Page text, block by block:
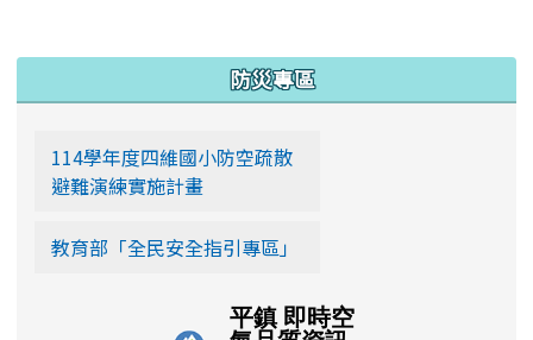
防災專區
114學年度四維國小防空疏散
避難演練實施計畫
教育部「全民安全指引專區」